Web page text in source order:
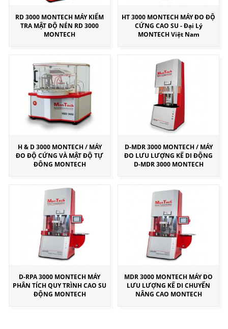
RD 3000 MONTECH MÁY KIỂM
TRA MẬT ĐỘ NÉN RD 3000
MONTECH
HT 3000 MONTECH MÁY ĐO ĐỘ
CỨNG CAO SU - Đại Lý
MONTECH Việt Nam
H & D 3000 MONTECH / MÁY
ĐO ĐỘ CỨNG VÀ MẬT ĐỘ TỰ
ĐÔNG MONTECH
D-MDR 3000 MONTECH / MÁY
ĐO LƯU LƯỢNG KẾ DI ĐỘNG
D-MDR 3000 MONTECH
D-RPA 3000 MONTECH MÁY
PHÂN TÍCH QUY TRÌNH CAO SU
ĐỘNG MONTECH
MDR 3000 MONTECH MÁY ĐO
LƯU LƯỢNG KẾ DI CHUYỂN
NÂNG CAO MONTECH